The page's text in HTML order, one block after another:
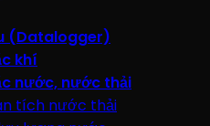
(Datalogger)
khí
nước, nước thải
tích nước thải